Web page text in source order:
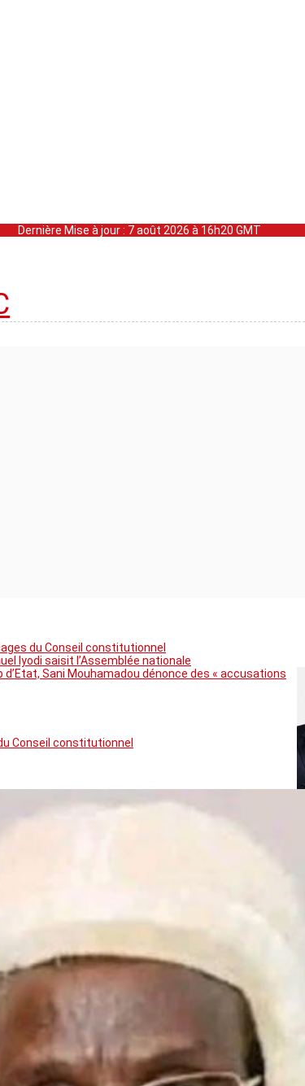
Dernière Mise à jour : 7 août 2026 à 16h20 GMT
du Conseil constitutionnel
Iyodi saisit l’Assemblée nationale
Sani Mouhamadou dénonce des « accusations
Conseil constitutionnel